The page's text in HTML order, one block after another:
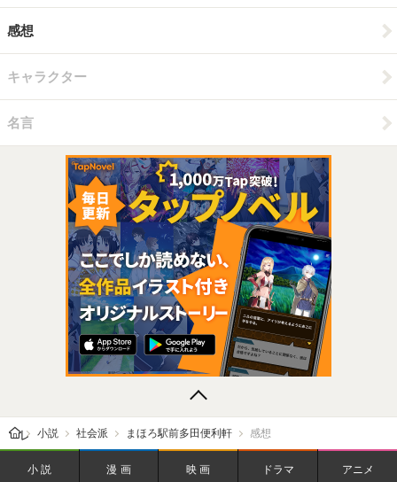
感想
キャラクター
名言
レビューン トップ
小説 社会派 まほろ駅前多田便利軒 感想
小説 漫画 映画 ドラマ アニメ